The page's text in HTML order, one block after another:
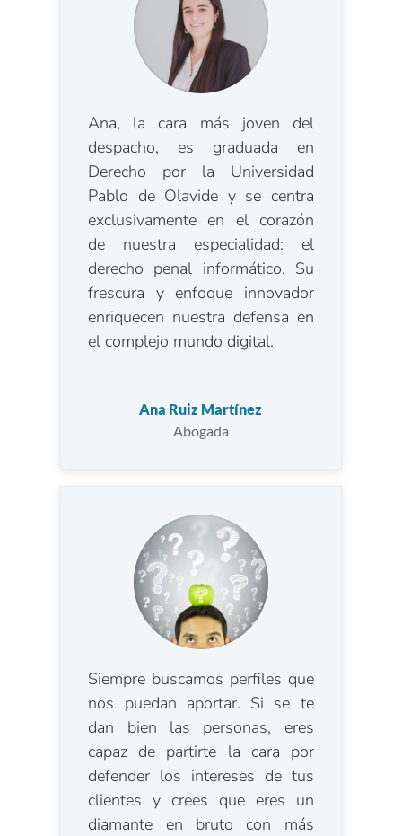
Ana, la cara más joven del
despacho, es graduada en
Derecho por la Universidad
Pablo de Olavide y se centra
exclusivamente en el corazón
de nuestra especialidad: el
derecho penal informático. Su
frescura y enfoque innovador
enriquecen nuestra defensa en
el complejo mundo digital.
Ana Ruiz Martínez
Abogada
Siempre buscamos perfiles que
nos puedan aportar. Si se te
dan bien las personas, eres
capaz de partirte la cara por
defender los intereses de tus
clientes y crees que eres un
diamante en bruto con más